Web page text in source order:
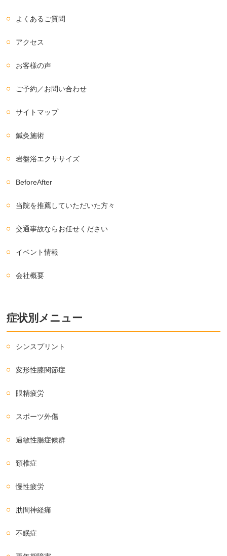
よくあるご質問
アクセス
お客様の声
ご予約／お問い合わせ
サイトマップ
鍼灸施術
岩盤浴エクササイズ
BeforeAfter
当院を推薦していただいた方々
交通事故ならお任せください
イベント情報
会社概要
症状別メニュー
シンスプリント
変形性膝関節症
眼精疲労
スポーツ外傷
過敏性腸症候群
頚椎症
慢性疲労
肋間神経痛
不眠症